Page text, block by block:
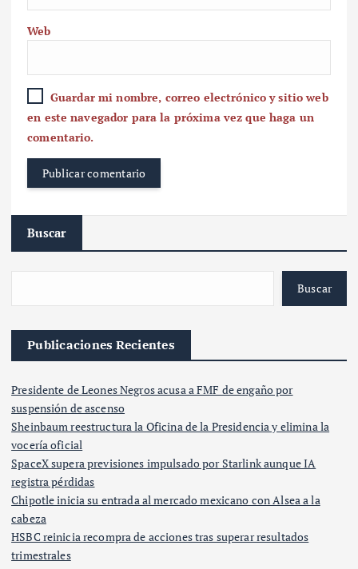
Web
Guardar mi nombre, correo electrónico y sitio web
en este navegador para la próxima vez que haga un
comentario.
Buscar
Buscar
Publicaciones Recientes
Presidente de Leones Negros acusa a FMF de engaño por
suspensión de ascenso
Sheinbaum reestructura la Oficina de la Presidencia y elimina la
vocería oficial
SpaceX supera previsiones impulsado por Starlink aunque IA
registra pérdidas
Chipotle inicia su entrada al mercado mexicano con Alsea a la
cabeza
HSBC reinicia recompra de acciones tras superar resultados
trimestrales